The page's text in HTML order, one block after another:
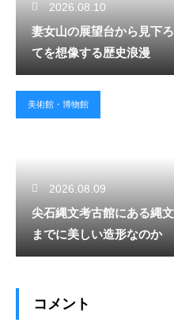
2026.08.10
妻女山の展望台から見下
てを想像する歴史浪漫
美術館・博物館
2026.08.09
尖石縄文考古館にある縄
までに美しい造形なのか
コメント